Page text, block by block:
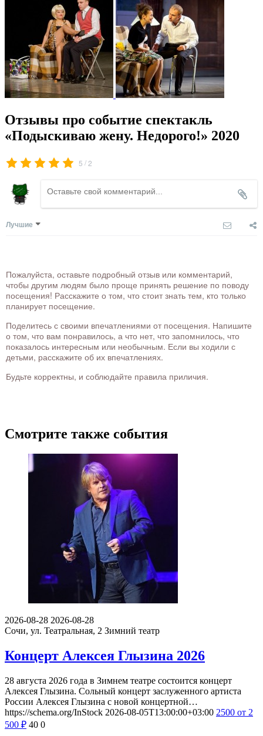
Отзывы про событие спектакль
«Подыскиваю жену. Недорого!» 2020
5 /2
Лучшие
Пожалуйста, оставьте подробный отзыв или комментарий,
чтобы другим людям было проще принять решение по поводу
посещения! Расскажите о том, что стоит знать тем, кто только
планирует посещение.
Поделитесь с своими впечатлениями от посещения. Напишите
о том, что вам понравилось, а что нет, что запомнилось, что
показалось интересным или необычным. Если вы ходили с
детьми, расскажите об их впечатлениях.
Будьте корректны, и соблюдайте правила приличия.
Смотрите также события
2026-08-28 2026-08-28
Сочи, ул. Театральная, 2 Зимний театр
Концерт Алексея Глызина 2026
28 августа 2026 года в Зимнем театре состоится концерт
Алексея Глызина. Сольный концерт заслуженного артиста
России Алексея Глызина с новой концертной…
https://schema.org/InStock 2026-08-05T13:00:00+03:00 2500 от 2
500 ₽ 40 0